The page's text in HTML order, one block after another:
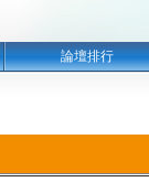
論壇排行